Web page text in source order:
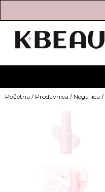
Početna / Prodavnica / Nega lica /